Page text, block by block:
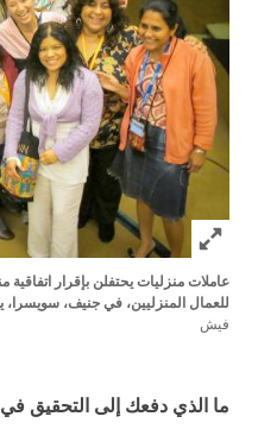
Click to expand Image
عاملات منزليات يحتفلن بإقرار اتفاقية
للعمال المنزليين، في جنيف، سويسرا،
فيش
ما الذي دفعك إلى التحقيق